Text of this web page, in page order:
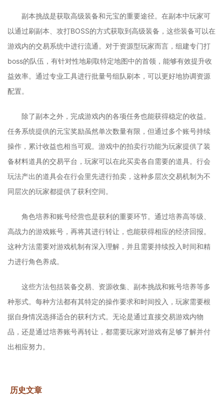
副本挑战是获取高级装备和元宝的重要途径。在副本中玩家可
以通过刷副本、攻打BOSS的方式获取到高级装备，这些装备可以在
游戏内的交易系统中进行流通。对于资源型玩家而言，组建专门打
boss的队伍，有针对性地刷取特定地图中的首领，能够有效提升收
益效率。通过专业工具进行批量号组队刷本，可以更好地协调资源
配置。
除了副本之外，完成游戏内的各项任务也能获得稳定的收益。
任务系统提供的元宝奖励虽然单次数量有限，但通过多个账号持续
操作，累计收益也相当可观。游戏中的拍卖行功能为玩家提供了装
备材料道具的交易平台，玩家可以在此买卖各自需要的道具。行会
玩法产出的道具会在行会里先进行拍卖，这种多层次交易机制为不
同层次的玩家都提供了获利空间。
角色培养和账号经营也是获利的重要环节。通过培养高等级、
高战力的游戏账号，再将其进行转让，也能获得相应的经济回报。
这种方法需要对游戏机制有深入理解，并且需要持续投入时间和精
力进行角色养成。
这些方法包括装备交易、资源收集、副本挑战和账号培养等多
种形式。每种方法都有其特定的操作要求和时间投入，玩家需要根
据自身情况选择适合的获利方式。无论是通过直接交易游戏内物
品，还是通过培养账号再转让，都需要玩家对游戏有足够了解并付
出相应努力。
历史文章